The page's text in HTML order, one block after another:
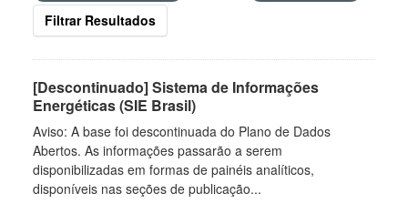
Filtrar Resultados
[Descontinuado] Sistema de Informações
Energéticas (SIE Brasil)
Aviso: A base foi descontinuada do Plano de Dados
Abertos. As informações passarão a serem
disponibilizadas em formas de painéis analíticos,
disponíveis nas seções de publicação...